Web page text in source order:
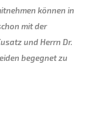
können in
mit der
und Herrn Dr.
begegnet zu